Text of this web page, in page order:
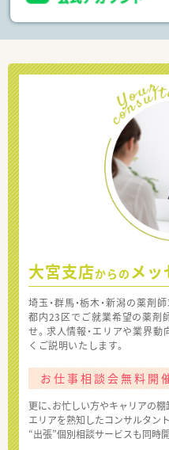
大宮支店からの メッ
埼玉・群馬・栃木・新潟の薬剤
都内23区でご就業希望の薬剤
せ。求人情報・エリアや業界
くご説明いたします。
お仕事相談会無料開
更に、お忙しい方やキャリアの
エリアを熟知したコンサルタント
“出張”個別相談サービスも同時